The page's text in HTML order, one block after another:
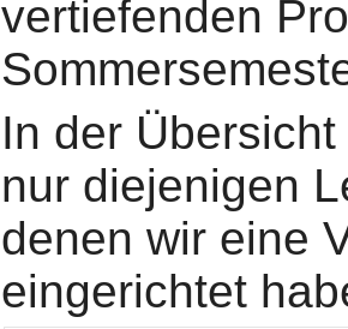
vertiefenden
In der
nur diejenigen
denen wir eine
eingerichtet